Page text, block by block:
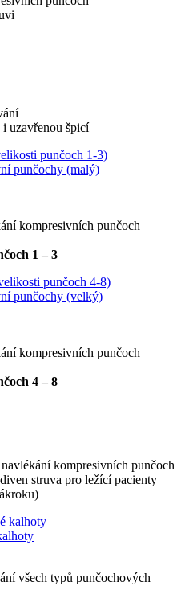
uzavřenou špicí
punčochy (malý)
kompresivních punčoch
1 – 3
punčochy (velký)
kompresivních punčoch
4 – 8
kompresivních punčoch
struva pro ležící pacienty
všech typů punčochových